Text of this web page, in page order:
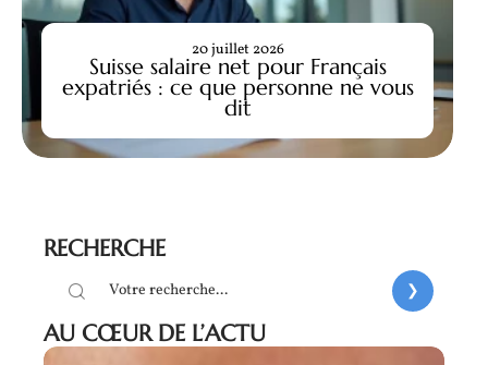
Suisse salaire net pour Français
expatriés : ce que personne ne vous
dit
20 juillet 2026
RECHERCHE
AU CŒUR DE L’ACTU